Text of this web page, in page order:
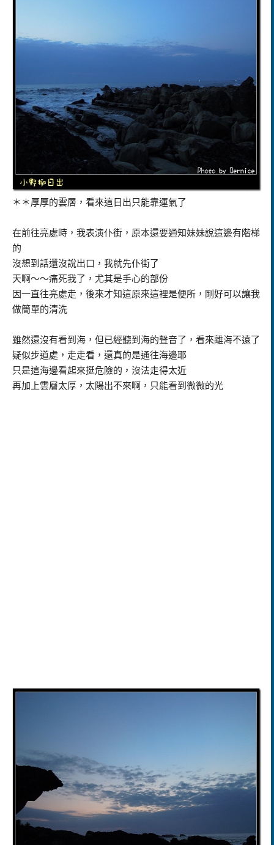
＊＊厚厚的雲層，看來這日出只能靠運氣了
在前往亮處時，我表演仆街，原本還要通知妹妹說這邊有階梯
的
沒想到話還沒說出口，我就先仆街了
天啊～～痛死我了，尤其是手心的部份
因一直往亮處走，後來才知這原來這裡是便所，剛好可以讓我
做簡單的清洗
雖然還沒有看到海，但已經聽到海的聲音了，看來離海不遠了
疑似步道處，走走看，還真的是通往海邊耶
只是這海邊看起來挺危險的，沒法走得太近
再加上雲層太厚，太陽出不來啊，只能看到微微的光